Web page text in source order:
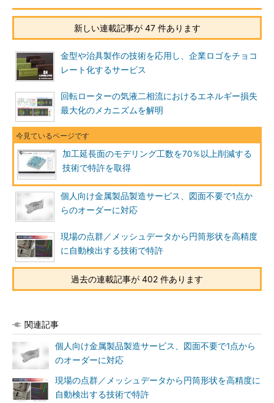
新しい連載記事が 47 件あります
金型や治具製作の技術を応用し、企業ロゴをチョコ
レート化するサービス
回転ローターの気液二相流におけるエネルギー損失
最大化のメカニズムを解明
加工延長面のモデリング工数を70％以上削減する
技術で特許を取得
個人向け金属製品製造サービス、図面不要で1点か
らのオーダーに対応
現場の点群／メッシュデータから円筒形状を高精度
に自動検出する技術で特許
過去の連載記事が 402 件あります
関連記事
個人向け金属製品製造サービス、図面不要で1点から
のオーダーに対応
現場の点群／メッシュデータから円筒形状を高精度に
自動検出する技術で特許